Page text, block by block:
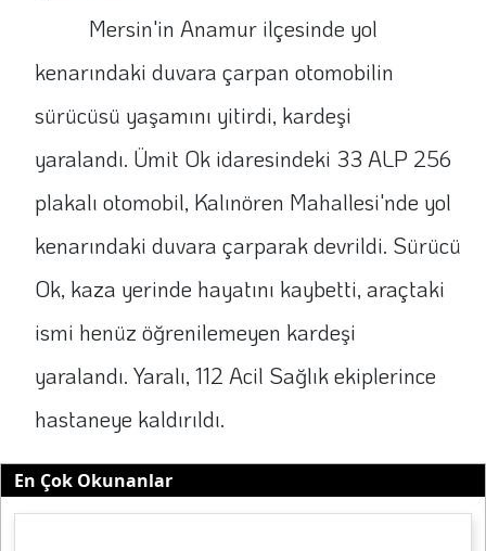
Mersin'in Anamur ilçesinde yol
kenarındaki duvara çarpan otomobilin
sürücüsü yaşamını yitirdi, kardeşi
yaralandı. Ümit Ok idaresindeki 33 ALP 256
plakalı otomobil, Kalınören Mahallesi'nde yol
kenarındaki duvara çarparak devrildi. Sürücü
Ok, kaza yerinde hayatını kaybetti, araçtaki
ismi henüz öğrenilemeyen kardeşi
yaralandı. Yaralı, 112 Acil Sağlık ekiplerince
hastaneye kaldırıldı.
En Çok Okunanlar